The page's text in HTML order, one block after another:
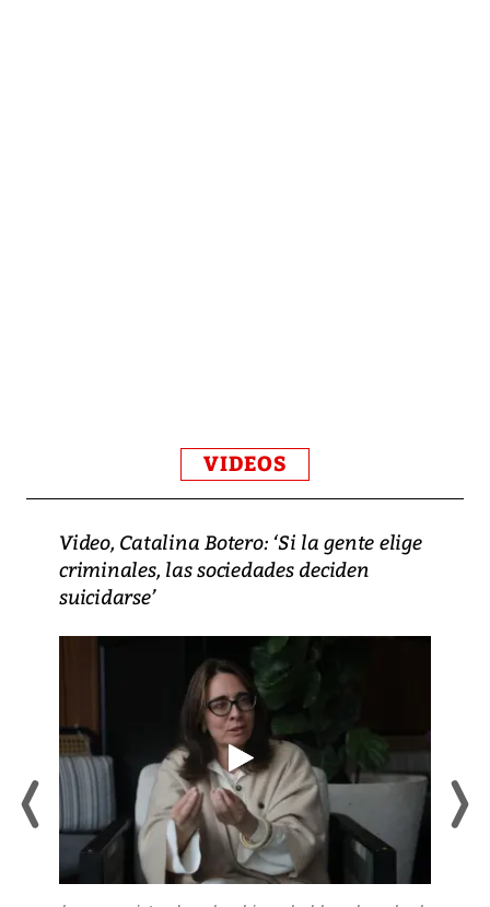
VIDEOS
Video, Catalina Botero: ‘Si la gente elige
criminales, las sociedades deciden
suicidarse’